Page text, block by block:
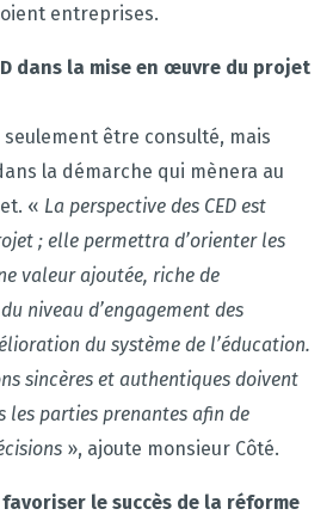
entreprises.
dans la mise en œuvre du projet
seulement être consulté, mais
la démarche qui mènera au
« La perspective des CED est
; elle permettra d’orienter les
valeur ajoutée, riche de
niveau d’engagement des
du système de l’éducation.
sincères et authentiques doivent
les parties prenantes afin de
», ajoute monsieur Côté.
le succès de la réforme